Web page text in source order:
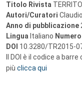
Titolo Rivista
Autori/Curatori
Anno di pubblicazione
Lingua Italiano
DOI 10.3280/TR2015-
Il DOI è il codice a
più clicca qui